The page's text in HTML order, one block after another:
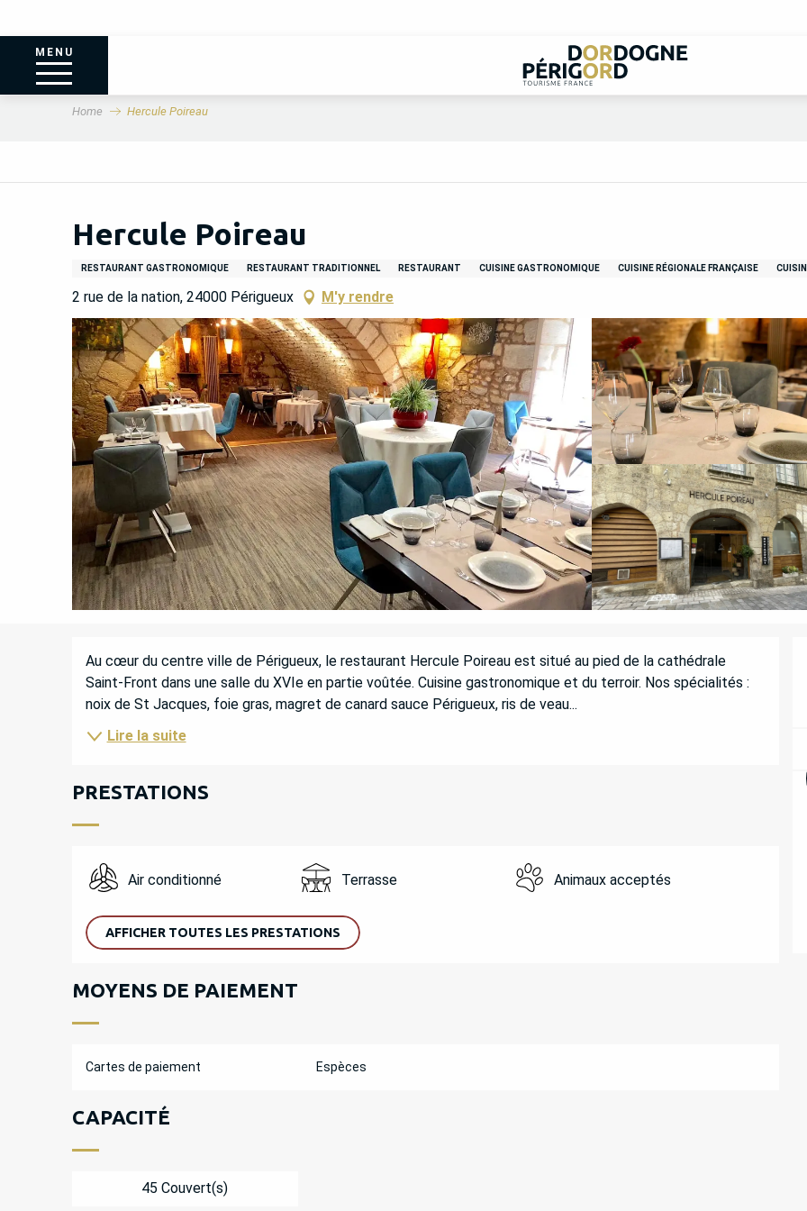
MENU
Home Hercule Poireau
Hercule Poireau
RESTAURANT GASTRONOMIQUE RESTAURANT TRADITIONNEL RESTAURANT CUISINE GASTRONOMIQUE CUISINE RÉGIONALE FRANÇAISE
2 rue de la nation, 24000 Périgueux M'y rendre
DESCRIPTION
Au cœur du centre ville de Périgueux, le restaurant Hercule Poireau est situé au pied de la cathédrale
Saint-Front dans une salle du XVIe en partie voûtée. Cuisine gastronomique et du terroir. Nos spécialités :
noix de St Jacques, foie gras, magret de canard sauce Périgueux, ris de veau...
Lire la suite
PRESTATIONS
Air conditionné Terrasse Animaux acceptés
AFFICHER TOUTES LES PRESTATIONS
MOYENS DE PAIEMENT
Cartes de paiement Espèces
CAPACITÉ
45 Couvert(s)